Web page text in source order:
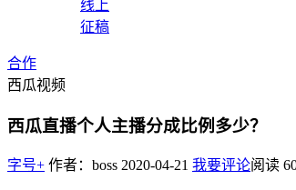
线上
征稿
合作
西瓜视频
西瓜直播个人主播分成比例多少？
字号+ 作者：boss 2020-04-21 我要评论阅读